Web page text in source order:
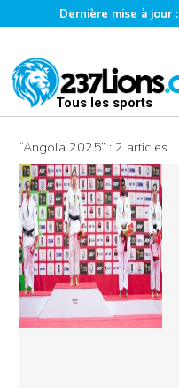
Dernière mise à jour
Tous les sports
“Angola 2025” : 2 articles